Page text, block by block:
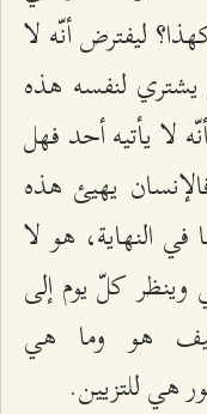
ليفترض أنّه لا
لنفسه هذه
لا يأتيه أحد فهل
يهيئ هذه
في النهاية، هو لا
وينظر كلّ يوم إلى
هو وما هي
هي للتزيين.